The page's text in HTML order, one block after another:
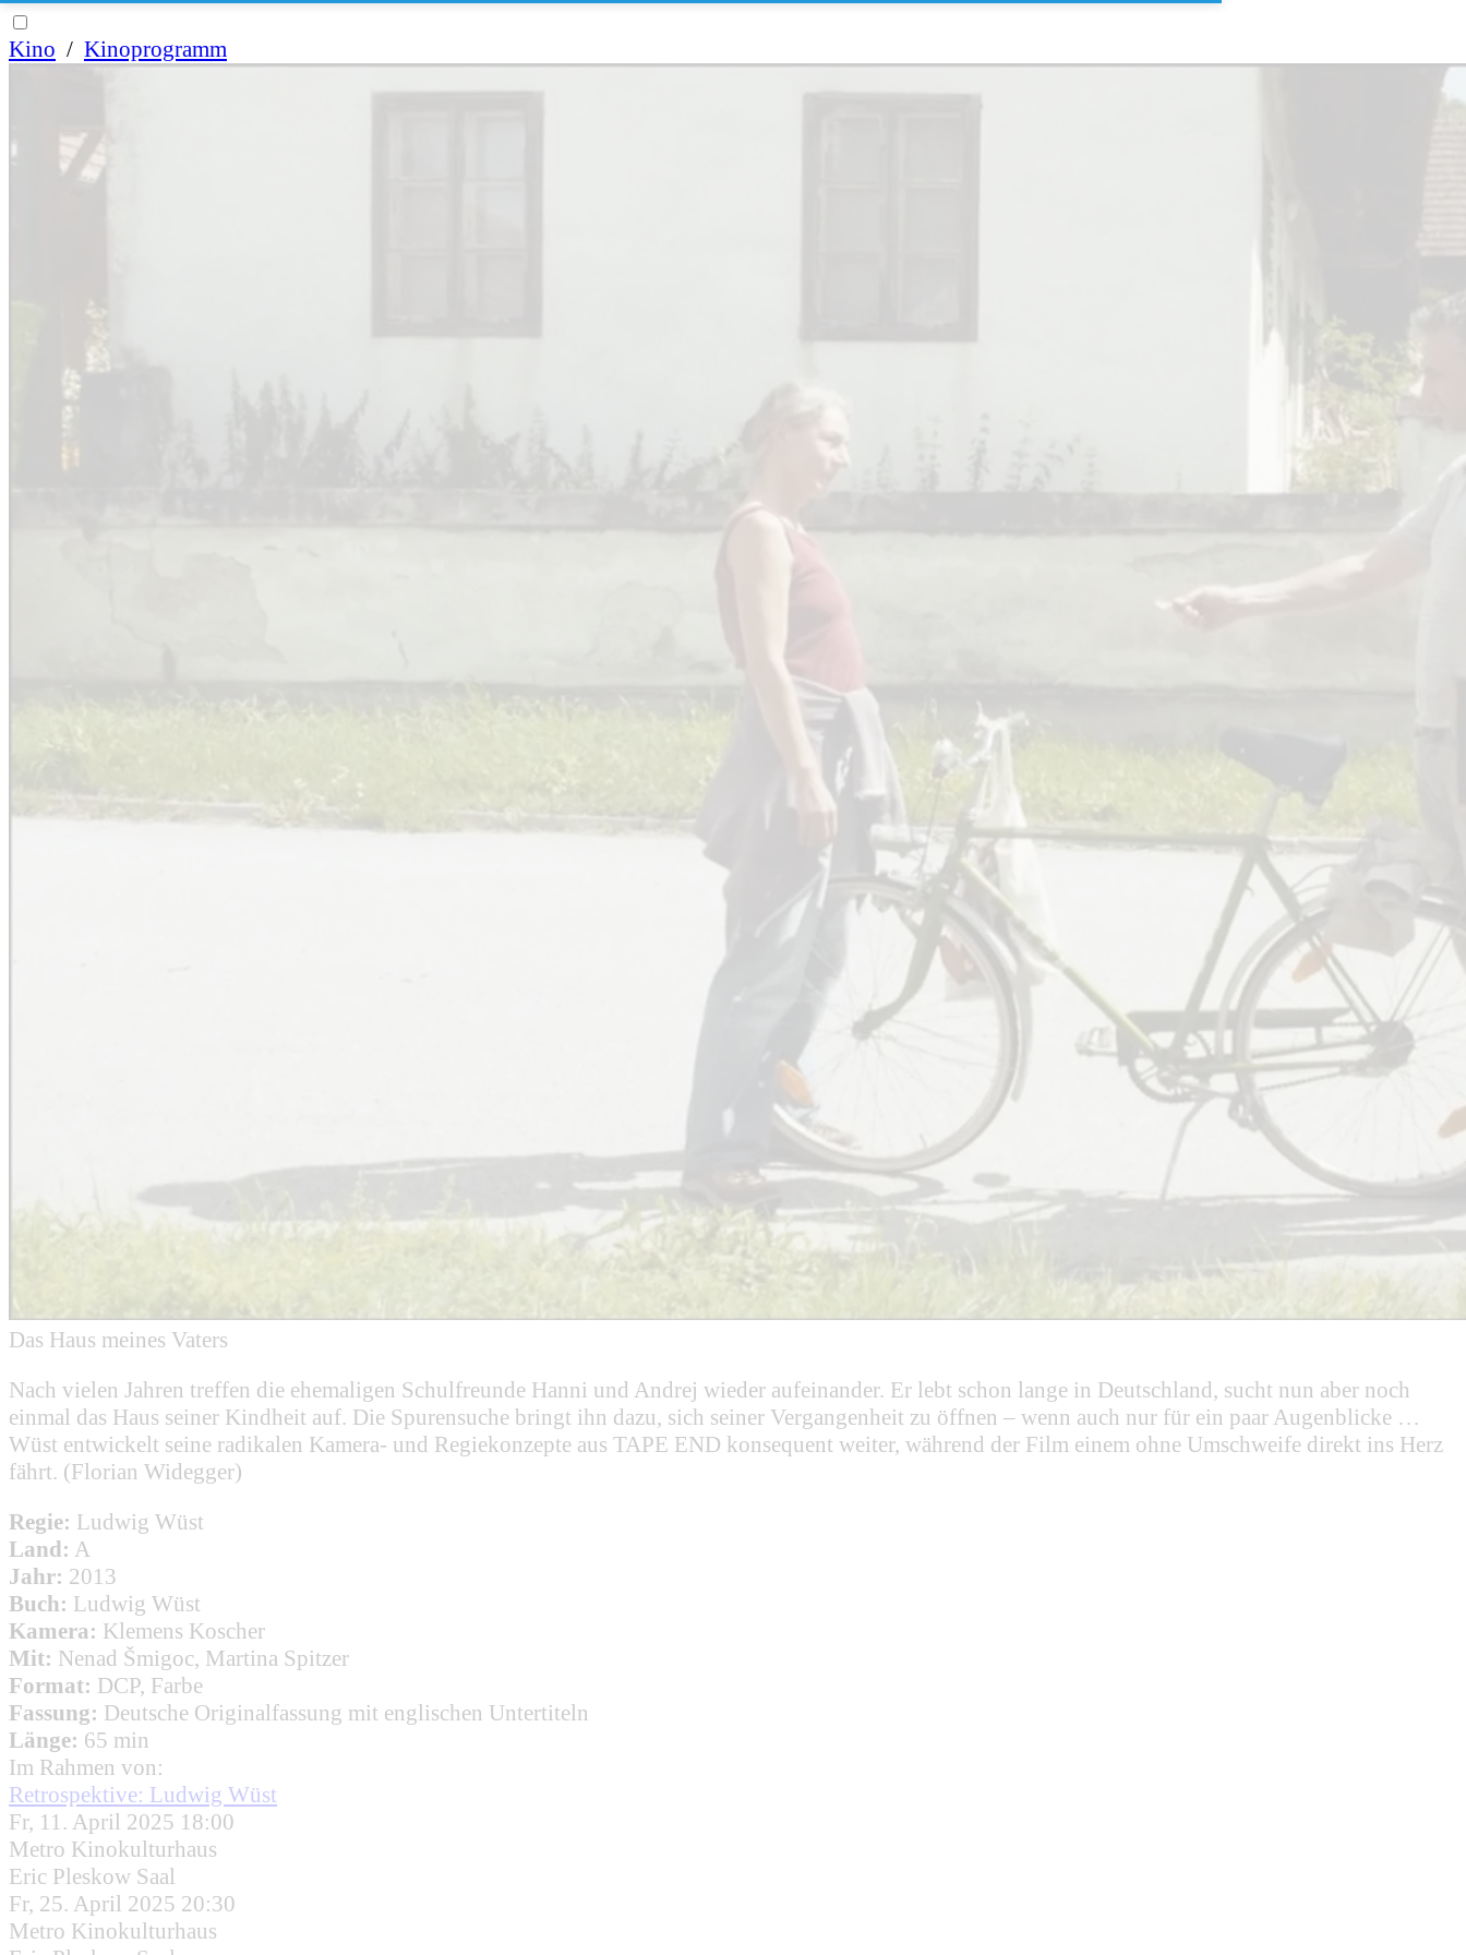
Kino / Kinoprogramm
Das Haus meines Vaters
Nach vielen Jahren treffen die ehemaligen Schulfreunde Hanni und Andrej wieder aufeinander. Er lebt schon lange in Deutschland, sucht nun aber noch
einmal das Haus seiner Kindheit auf. Die Spurensuche bringt ihn dazu, sich seiner Vergangenheit zu öffnen – wenn auch nur für ein paar Augenblicke …
Wüst entwickelt seine radikalen Kamera- und Regiekonzepte aus TAPE END konsequent weiter, während der Film einem ohne Umschweife direkt ins Herz
fährt. (Florian Widegger)
Regie: Ludwig Wüst
Land: A
Jahr: 2013
Buch: Ludwig Wüst
Kamera: Klemens Koscher
Mit: Nenad Šmigoc, Martina Spitzer
Format: DCP, Farbe
Fassung: Deutsche Originalfassung mit englischen Untertiteln
Länge: 65 min
Im Rahmen von:
Retrospektive: Ludwig Wüst
Fr, 11. April 2025 18:00
Metro Kinokulturhaus
Eric Pleskow Saal
Fr, 25. April 2025 20:30
Metro Kinokulturhaus